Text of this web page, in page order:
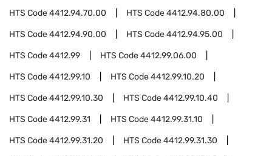
HTS Code4412.94.70.00 HTS Code4412.94.80.00
HTS Code4412.94.90.00 HTS Code4412.94.95.00
HTS Code4412.99 HTS Code4412.99.06.00
HTS Code4412.99.10 HTS Code4412.99.10.20
HTS Code4412.99.10.30 HTS Code4412.99.10.40
HTS Code4412.99.31 HTS Code4412.99.31.10
HTS Code4412.99.31.20 HTS Code4412.99.31.30